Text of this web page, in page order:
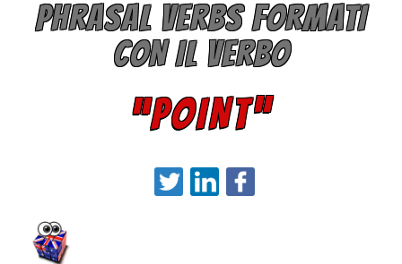
PHRASAL VERBS FORMATI
CON IL VERBO
“POINT”